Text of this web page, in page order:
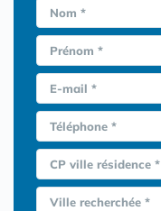
Nom *
Prénom *
E-mail *
Téléphone *
CP ville résidence *
Ville recherchée *